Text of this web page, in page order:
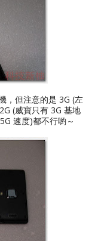
，但注意的是 3G (左
(威寶只有 3G 基地
速度)都不行喲～